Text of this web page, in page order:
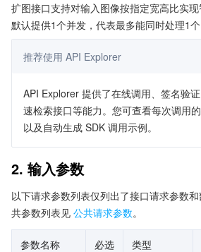
扩图接口支持对输入图像按指定宽高比实现
默认提供1个并发，代表最多能同时处理1个
推荐使用 API Explorer
API Explorer 提供了在线调用、签名验
速检索接口等能力。您可查看每次调用
以及自动生成 SDK 调用示例。
2. 输入参数
以下请求参数列表仅列出了接口请求参数
共参数列表见 公共请求参数。
参数名称 必选 类型